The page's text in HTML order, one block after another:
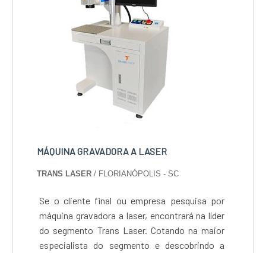
MÁQUINA GRAVADORA A LASER
TRANS LASER/ FLORIANÓPOLIS - SC
Se o cliente final ou empresa pesquisa por
máquina gravadora a laser, encontrará na líder
do segmento Trans Laser. Cotando na maior
especialista do segmento e descobrindo a